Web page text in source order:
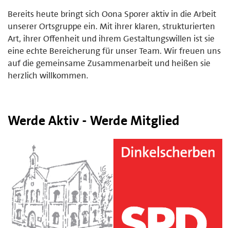
Bereits heute bringt sich Oona Sporer aktiv in die Arbeit
unserer Ortsgruppe ein. Mit ihrer klaren, strukturierten
Art, ihrer Offenheit und ihrem Gestaltungswillen ist sie
eine echte Bereicherung für unser Team. Wir freuen uns
auf die gemeinsame Zusammenarbeit und heißen sie
herzlich willkommen.
Werde Aktiv - Werde Mitglied